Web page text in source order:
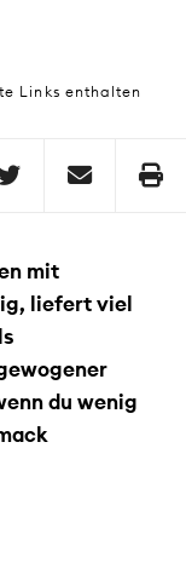
Links enthalten
mit
liefert viel
du wenig